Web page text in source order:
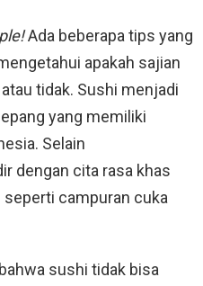
Ada beberapa tips yang
apakah sajian
tidak. Sushi menjadi
yang memiliki
Selain
dengan cita rasa khas
seperti campuran cuka
sushi tidak bisa